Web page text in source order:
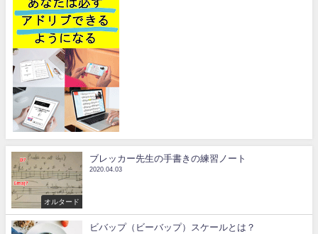
オルタード
ブレッカー先生の手書きの練習ノート
2020.04.03
ビバップ（ビーバップ）スケールとは？